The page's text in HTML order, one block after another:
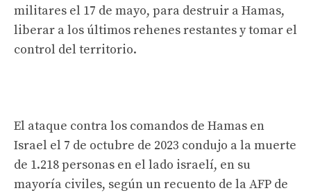
militares el 17 de mayo, para destruir a Hamas,
liberar a los últimos rehenes restantes y tomar el
control del territorio.
El ataque contra los comandos de Hamas en
Israel el 7 de octubre de 2023 condujo a la muerte
de 1.218 personas en el lado israelí, en su
mayoría civiles, según un recuento de la AFP de